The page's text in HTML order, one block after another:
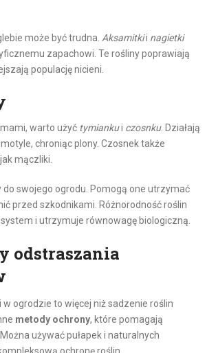
może być trudna. Aksamitkii nagietki
zapachowi. Te rośliny poprawiają
populację nicieni.
warto użyć tymiankui czosnku. Działają
chroniąc plony. Czosnek także
mączliki.
do swojego ogrodu. Pomogą one utrzymać
przed szkodnikami. Różnorodność roślin
i utrzymuje równowagę biologiczną.
odstraszania
ogrodzie to więcej niż sadzenie roślin
metody ochrony, które pomagają
używać pułapek i naturalnych
ochronę roślin.